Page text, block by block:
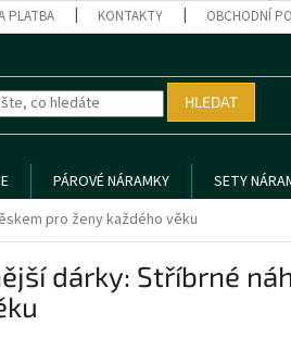
PLATBA KONTAKTY OBCHODNÍ
HLEDAT
PÁROVÉ NÁRAMKY SETY
pro ženy každého věku
dárky: Stříbrné